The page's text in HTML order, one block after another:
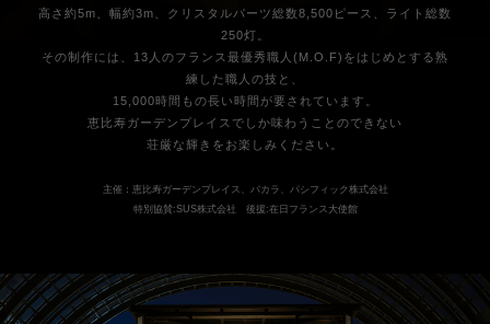
高さ約5m、幅約3m、クリスタルパーツ総数8,500ピース、ライト総数
250灯。
その制作には、13人のフランス最優秀職人(M.O.F)をはじめとする熟
練した職人の技と、
15,000時間もの長い時間が要されています。
恵比寿ガーデンプレイスでしか味わうことのできない
荘厳な輝きをお楽しみください。
主催：恵比寿ガーデンプレイス、バカラ、パシフィック株式会社
特別協賛:SUS株式会社 後援:在日フランス大使館